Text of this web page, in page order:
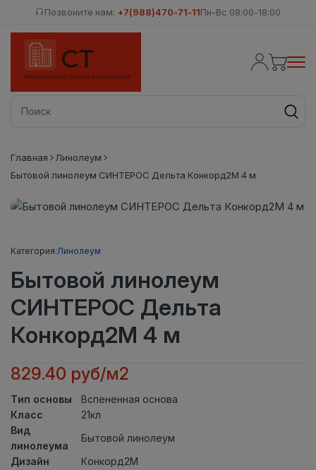
Позвоните нам: +7(988)470-71-11Пн-Вс 08:00-18:00
Главная
Линолеум
Бытовой линолеум СИНТЕРОС Дельта Конкорд2М 4 м
Категория:Линолеум
Бытовой линолеум
СИНТЕРОС Дельта
Конкорд2М 4 м
829.40 руб/м2
Тип основы
Вспененная основа
Класс
21кл
Вид
линолеума
Бытовой линолеум
Дизайн
Конкорд2М